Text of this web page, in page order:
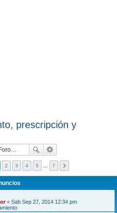
prescripción y
2 3 4 5 7
« Sab Sep 27, 2014 12:34 pm